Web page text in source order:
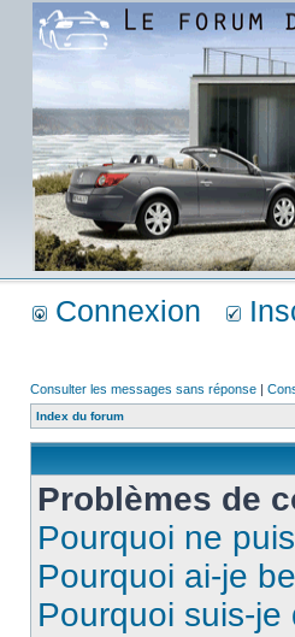
Connexion
Consulter les messages sans réponse |
Index du forum
Problèmes de
Pourquoi ne
Pourquoi ai-je
Pourquoi suis-